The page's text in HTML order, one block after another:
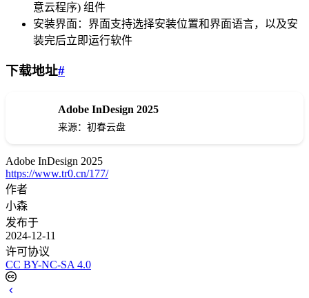
意云程序) 组件
安装界面：界面支持选择安装位置和界面语言，以及安
装完后立即运行软件
下载地址#
Adobe InDesign 2025
来源：初春云盘
Adobe InDesign 2025
https://www.tr0.cn/177/
作者
小森
发布于
2024-12-11
许可协议
CC BY-NC-SA 4.0